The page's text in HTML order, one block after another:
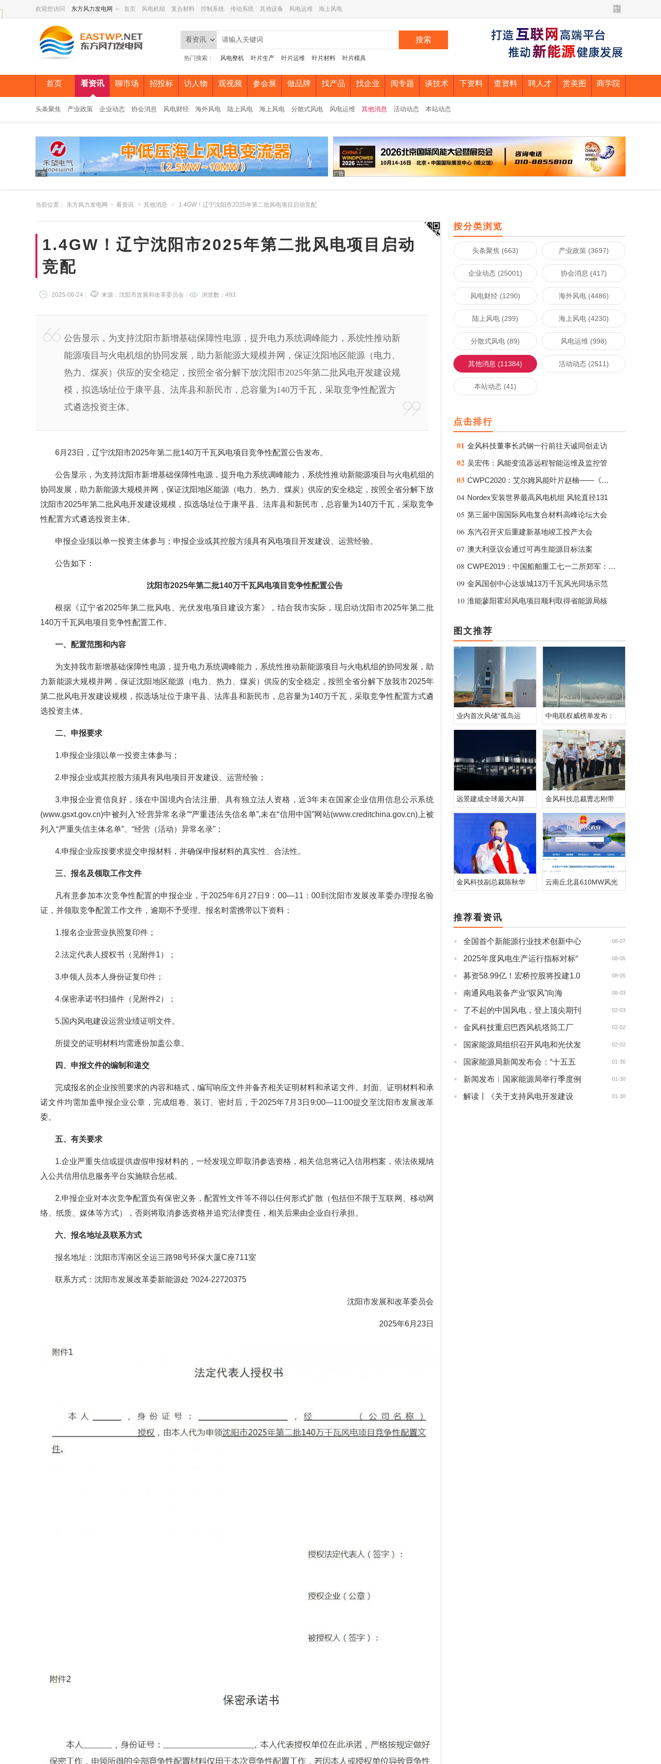
欢迎您访问 东方风力发电网 首页 风电机组 复合材料 控制系统 传动系统 其他设备 风电运维 海上风电
搜索
热门搜索： 风电整机 叶片生产 叶片运维 叶片材料 叶片模具
首页 看资讯 聊市场 招投标 访人物 观视频 参会展 做品牌 找产品 找企业 阅专题 谈技术 下资料 查资料 聘人才 赏美图 商学院
头条聚焦 产业政策 企业动态 协会消息 风电财经 海外风电 陆上风电 海上风电 分散式风电 风电运维 其他消息 活动动态 本站动态
当前位置： 东方风力发电网 > 看资讯 > 其他消息 > 1.4GW！辽宁沈阳市2025年第二批风电项目启动竞配
1.4GW！辽宁沈阳市2025年第二批风电项目启动
竞配
2025-06-24 来源：沈阳市发展和改革委员会 浏览数： 493
公告显示，为支持沈阳市新增基础保障性电源，提升电力系统调峰能力，系统性推动新
能源项目与火电机组的协同发展，助力新能源大规模并网，保证沈阳地区能源（电力、
热力、煤炭）供应的安全稳定，按照全省分解下放沈阳市2025年第二批风电开发建设规
模，拟选场址位于康平县、法库县和新民市，总容量为140万千瓦，采取竞争性配置方
式遴选投资主体。
6月23日，辽宁沈阳市2025年第二批140万千瓦风电项目竞争性配置公告发布。
公告显示，为支持沈阳市新增基础保障性电源，提升电力系统调峰能力，系统性推动新能源项目与火电机组的
协同发展，助力新能源大规模并网，保证沈阳地区能源（电力、热力、煤炭）供应的安全稳定，按照全省分解下放
沈阳市2025年第二批风电开发建设规模，拟选场址位于康平县、法库县和新民市，总容量为140万千瓦，采取竞争
性配置方式遴选投资主体。
申报企业须以单一投资主体参与；申报企业或其控股方须具有风电项目开发建设、运营经验。
公告如下：
沈阳市2025年第二批140万千瓦风电项目竞争性配置公告
根据《辽宁省2025年第二批风电、光伏发电项目建设方案》，结合我市实际，现启动沈阳市2025年第二批
140万千瓦风电项目竞争性配置工作。
一、配置范围和内容
为支持我市新增基础保障性电源，提升电力系统调峰能力，系统性推动新能源项目与火电机组的协同发展，助
力新能源大规模并网，保证沈阳地区能源（电力、热力、煤炭）供应的安全稳定，按照全省分解下放我市2025年
第二批风电开发建设规模，拟选场址位于康平县、法库县和新民市，总容量为140万千瓦，采取竞争性配置方式遴
选投资主体。
二、申报要求
1.申报企业须以单一投资主体参与；
2.申报企业或其控股方须具有风电项目开发建设、运营经验；
3.申报企业资信良好，须在中国境内合法注册、具有独立法人资格，近3年未在国家企业信用信息公示系统
(www.gsxt.gov.cn)中被列入“经营异常名录”“严重违法失信名单”,未在“信用中国”网站(www.creditchina.gov.cn)上被
列入“严重失信主体名单”、“经营（活动）异常名录”；
4.申报企业应按要求提交申报材料，并确保申报材料的真实性、合法性。
三、报名及领取工作文件
凡有意参加本次竞争性配置的申报企业，于2025年6月27日9：00—11：00到沈阳市发展改革委办理报名验
证，并领取竞争配置工作文件，逾期不予受理。报名时需携带以下资料：
1.报名企业营业执照复印件；
2.法定代表人授权书（见附件1）；
3.申领人员本人身份证复印件；
4.保密承诺书扫描件（见附件2）；
5.国内风电建设运营业绩证明文件。
所提交的证明材料均需逐份加盖公章。
四、申报文件的编制和递交
完成报名的企业按照要求的内容和格式，编写响应文件并备齐相关证明材料和承诺文件。封面、证明材料和承
诺文件均需加盖申报企业公章，完成组卷、装订、密封后，于2025年7月3日9:00—11:00提交至沈阳市发展改革
委。
五、有关要求
1.企业严重失信或提供虚假申报材料的，一经发现立即取消参选资格，相关信息将记入信用档案，依法依规纳
入公共信用信息服务平台实施联合惩戒。
2.申报企业对本次竞争配置负有保密义务，配置性文件等不得以任何形式扩散（包括但不限于互联网、移动网
络、纸质、媒体等方式），否则将取消参选资格并追究法律责任，相关后果由企业自行承担。
六、报名地址及联系方式
报名地址：沈阳市浑南区全运三路98号环保大厦C座711室
联系方式：沈阳市发展改革委新能源处 ?024-22720375
沈阳市发展和改革委员会
2025年6月23日
按分类浏览
头条聚焦 (663) 产业政策 (3697)
企业动态 (25001) 协会消息 (417)
风电财经 (1290) 海外风电 (4486)
陆上风电 (299) 海上风电 (4230)
分散式风电 (89) 风电运维 (998)
其他消息 (11384) 活动动态 (2511)
本站动态 (41)
点击排行
01 金风科技董事长武钢一行前往天诚同创走访
02 吴宏伟：风能变流器远程智能运维及监控管
03 CWPC2020：艾尔姆风能叶片赵楠——《下一
04 Nordex安装世界最高风电机组 风轮直径131
05 第三届中国国际风电复合材料高峰论坛大会
06 东汽召开灾后重建新基地竣工投产大会
07 澳大利亚议会通过可再生能源目标法案
08 CWPE2019：中国船舶重工七一二所郑军：2M
09 金风国创中心达坂城13万千瓦风光同场示范
10 淮能蓼阳霍邱风电项目顺利取得省能源局核
图文推荐
业内首次风储“孤岛运 中电联权威榜单发布：
远景建成全球最大AI算 金风科技总裁曹志刚带
金风科技副总裁陈秋华 云南丘北县610MW风光
推荐看资讯
· 全国首个新能源行业技术创新中心 08-07
· 2025年度风电生产运行指标对标“ 08-05
· 募资58.99亿！宏桥控股将投建1.0 08-05
· 南通风电装备产业“驭风”向海 08-03
· 了不起的中国风电，登上顶尖期刊 02-03
· 金风科技重启巴西风机塔筒工厂 02-02
· 国家能源局组织召开风电和光伏发 02-02
· 国家能源局新闻发布会：“十五五 01-30
· 新闻发布︱国家能源局举行季度例 01-30
· 解读丨《关于支持风电开发建设 01-30